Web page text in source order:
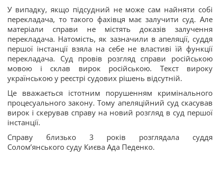
У випадку, якщо підсудний не може сам найняти собі
перекладача, то такого фахівця має залучити суд. Але
матеріали справи не містять доказів залучення
перекладача. Натомість, як зазначили в апеляції, суддя
першої інстанції взяла на себе не властиві їй функції
перекладача. Суд провів розгляд справи російською
мовою і склав вирок російською. Текст вироку
українською у реєстрі судових рішень відсутній.
Це вважається істотним порушенням кримінального
процесуального закону. Тому апеляційний суд скасував
вирок і скерував справу на новий розгляд в суд першої
інстанції.
Справу близько 3 років розглядала суддя
Солом’янського суду Києва Ада Педенко.